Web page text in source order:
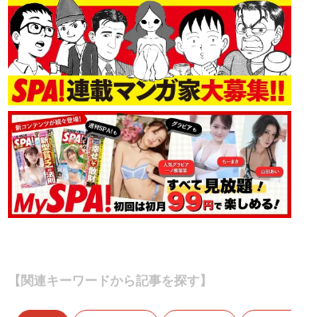
【関連キーワードから記事を探す】